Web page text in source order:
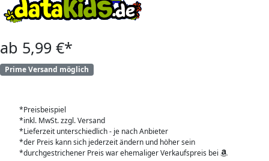
ab 5,99 €*
Prime Versand möglich
*Preisbeispiel
*inkl. MwSt. zzgl. Versand
*Lieferzeit unterschiedlich - je nach Anbieter
*der Preis kann sich jederzeit ändern und höher sein
*durchgestrichener Preis war ehemaliger Verkaufspreis bei